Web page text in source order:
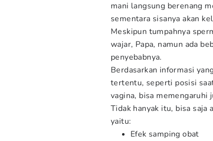
mani langsung berenang
sementara sisanya akan
Meskipun tumpahnya
wajar, Papa, namun ada
penyebabnya.
Berdasarkan informasi
tertentu, seperti posisi
vagina, bisa memengaruhi
Tidak hanyak itu, bisa saja
yaitu:
Efek samping obat